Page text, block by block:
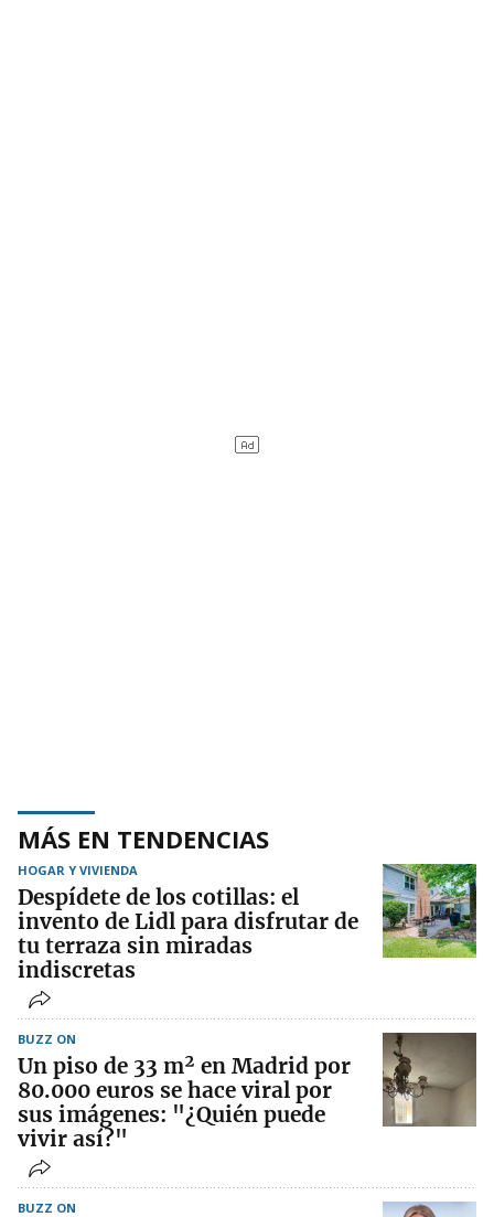
MÁS EN TENDENCIAS
HOGAR Y VIVIENDA
Despídete de los cotillas: el
invento de Lidl para disfrutar de
tu terraza sin miradas
indiscretas
BUZZ ON
Un piso de 33 m² en Madrid por
80.000 euros se hace viral por
sus imágenes: "¿Quién puede
vivir así?"
BUZZ ON